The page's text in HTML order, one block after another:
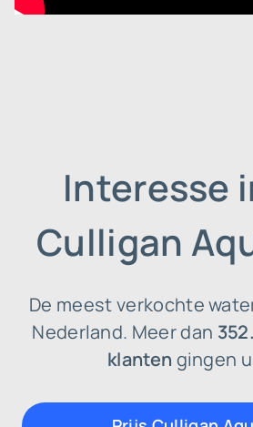
Interesse
Culligan
De meest verkochte
Nederland. Meer dan
klanten gingen